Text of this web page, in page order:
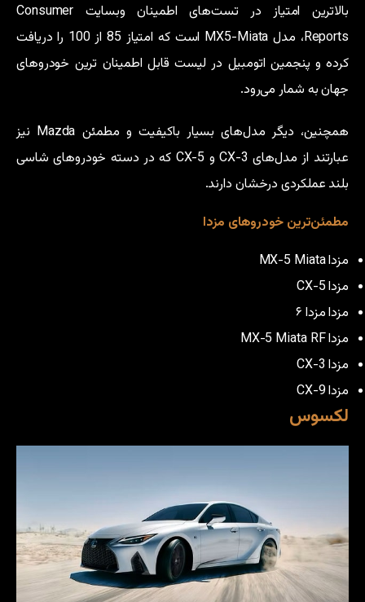
بالاترین امتیاز در تست‌های اطمینان وبسایت Consumer
Reports، مدل MX5-Miata است که امتیاز 85 از 100 را دریافت
کرده و پنجمین اتومبیل در لیست قابل اطمینان ترین خودروهای
جهان به شمار می‌رود.
همچنین، دیگر مدل‌های بسیار باکیفیت و مطمئن Mazda نیز
عبارتند از مدل‌های CX-3 و CX-5 که در دسته خودروهای شاسی
بلند عملکردی درخشان دارند.
مطمئن‌ترین خودروهای مزدا
مزدا MX-5 Miata
مزدا CX-5
مزدا مزدا ۶
مزدا MX-5 Miata RF
مزدا CX-3
مزدا CX-9
لکسوس